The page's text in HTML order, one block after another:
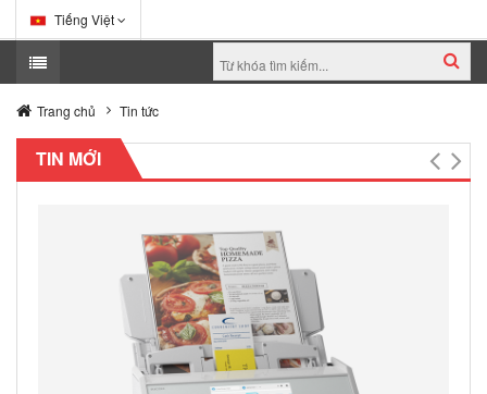
Tiếng Việt
Trang chủ Tin tức
TIN MỚI